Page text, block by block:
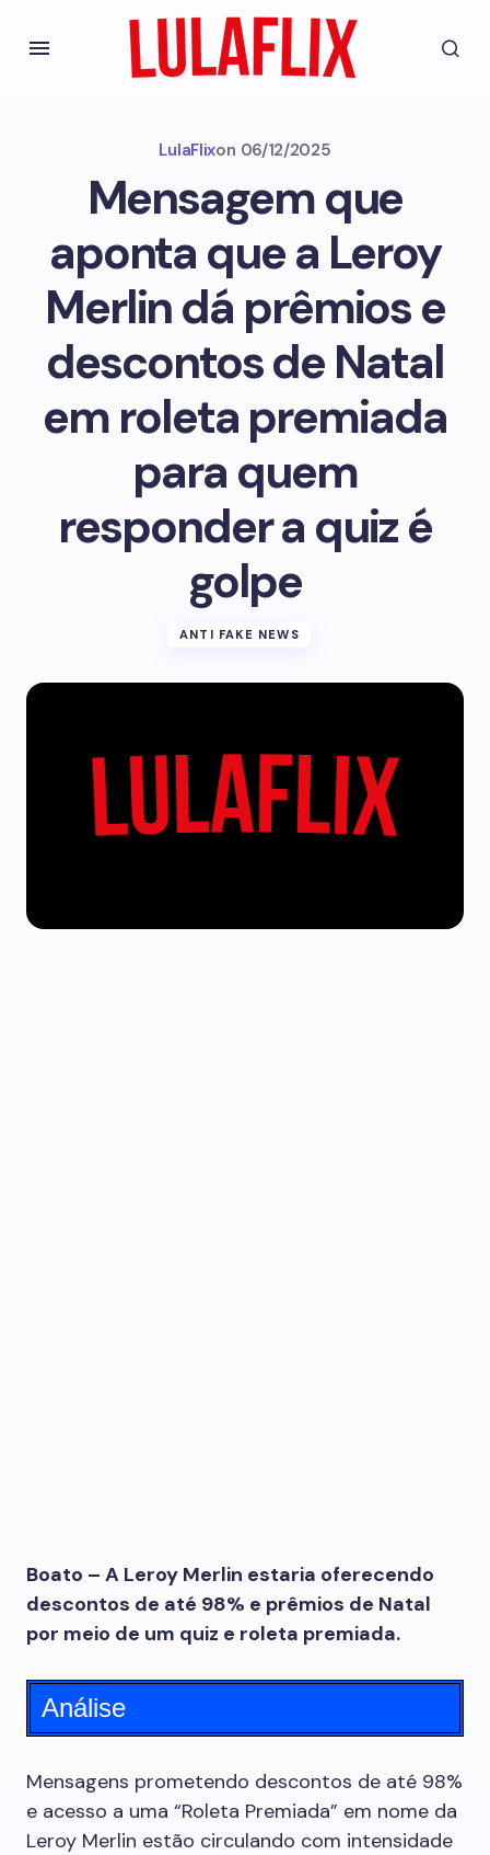
LulaFlixon 06/12/2025
Mensagem que
aponta que a Leroy
Merlin dá prêmios e
descontos de Natal
em roleta premiada
para quem
responder a quiz é
golpe
ANTI FAKE NEWS
Boato – A Leroy Merlin estaria oferecendo
descontos de até 98% e prêmios de Natal
por meio de um quiz e roleta premiada.
Análise
Mensagens prometendo descontos de até 98%
e acesso a uma “Roleta Premiada” em nome da
Leroy Merlin estão circulando com intensidade